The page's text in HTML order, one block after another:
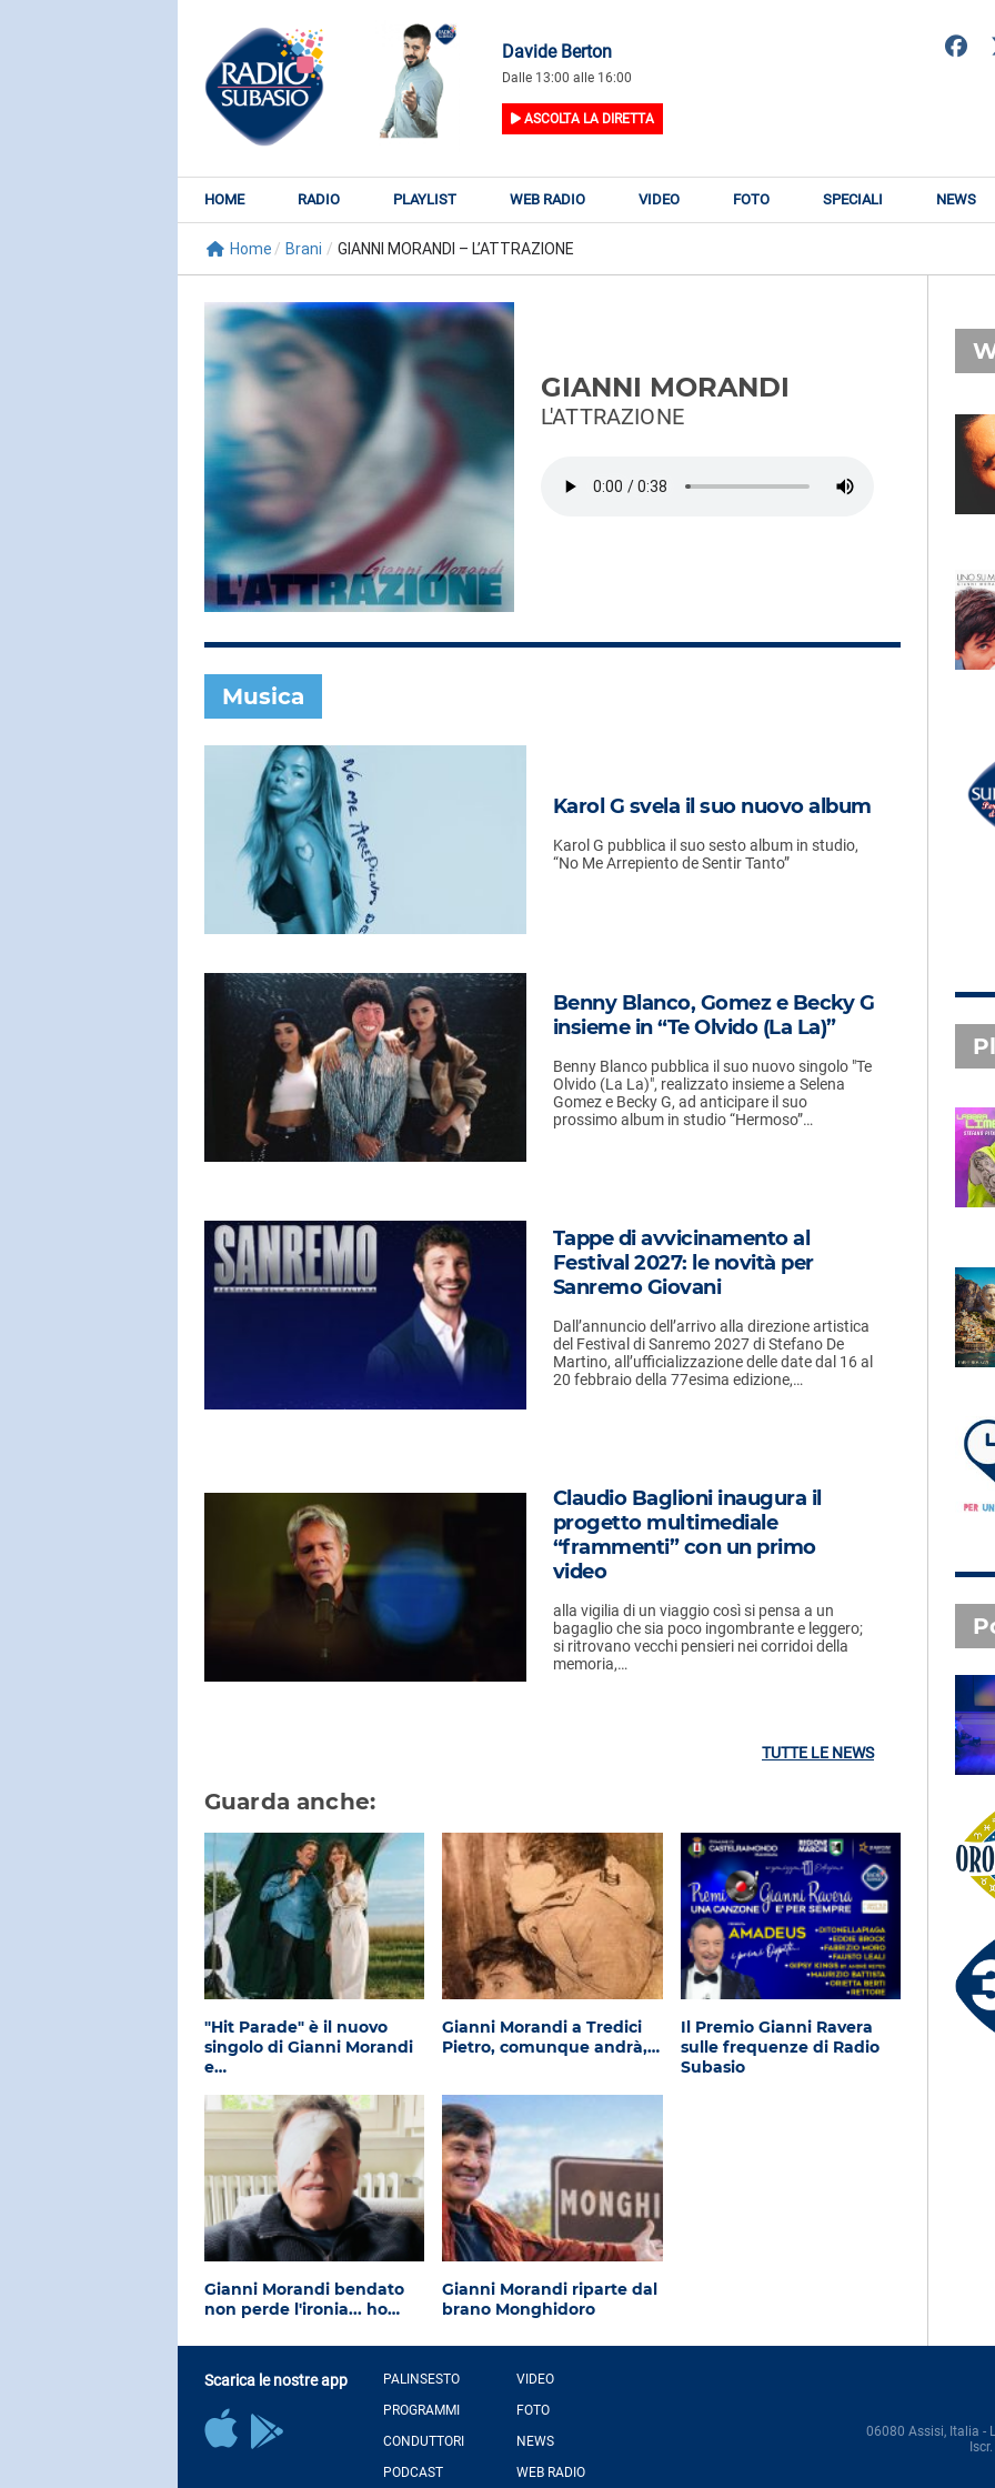
Davide Berton
Dalle 13:00 alle 16:00
ASCOLTA LA DIRETTA
HOME RADIO PLAYLIST WEB RADIO VIDEO FOTO SPECIALI NEWS
Home / Brani / GIANNI MORANDI – L’ATTRAZIONE
GIANNI MORANDI
L'ATTRAZIONE
Musica
Karol G svela il suo nuovo album
Karol G pubblica il suo sesto album in studio,
“No Me Arrepiento de Sentir Tanto”
Benny Blanco, Gomez e Becky G
insieme in “Te Olvido (La La)”
Benny Blanco pubblica il suo nuovo singolo "Te
Olvido (La La)", realizzato insieme a Selena
Gomez e Becky G, ad anticipare il suo
prossimo album in studio “Hermoso”…
Tappe di avvicinamento al
Festival 2027: le novità per
Sanremo Giovani
Dall’annuncio dell’arrivo alla direzione artistica
del Festival di Sanremo 2027 di Stefano De
Martino, all’ufficializzazione delle date dal 16 al
20 febbraio della 77esima edizione,…
Claudio Baglioni inaugura il
progetto multimediale
“frammenti” con un primo
video
alla vigilia di un viaggio così si pensa a un
bagaglio che sia poco ingombrante e leggero;
si ritrovano vecchi pensieri nei corridoi della
memoria,…
TUTTE LE NEWS
Guarda anche:
"Hit Parade" è il nuovo
singolo di Gianni Morandi
e…
Gianni Morandi a Tredici
Pietro, comunque andrà,…
Il Premio Gianni Ravera
sulle frequenze di Radio
Subasio
Gianni Morandi bendato
non perde l'ironia... ho…
Gianni Morandi riparte dal
brano Monghidoro
KATY PERRY
Watch It Burn
SUBASIO COLLECTION
Uno Su Mille
THE CRANBERRIES
Stars
Watch It Burn
Rockin' Romance (bump
FABIO ROVAZZI, ARISA,
NINO D'ANGELO
LA COSTIERA AMALFITANA
Oroscopo
3 X TE - 06-08-2026
Le canzoni della tua vita -
Scarica le nostre app
PALINSESTO
PROGRAMMI
CONDUTTORI
PODCAST
VIDEO
FOTO
NEWS
WEB RADIO
06080 Assisi, Italia -